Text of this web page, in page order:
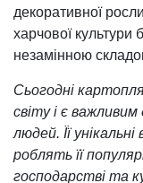
декоративної
харчової культури
незамінною
Сьогодні
світу і є
людей. Її
роблять її
господарстві та